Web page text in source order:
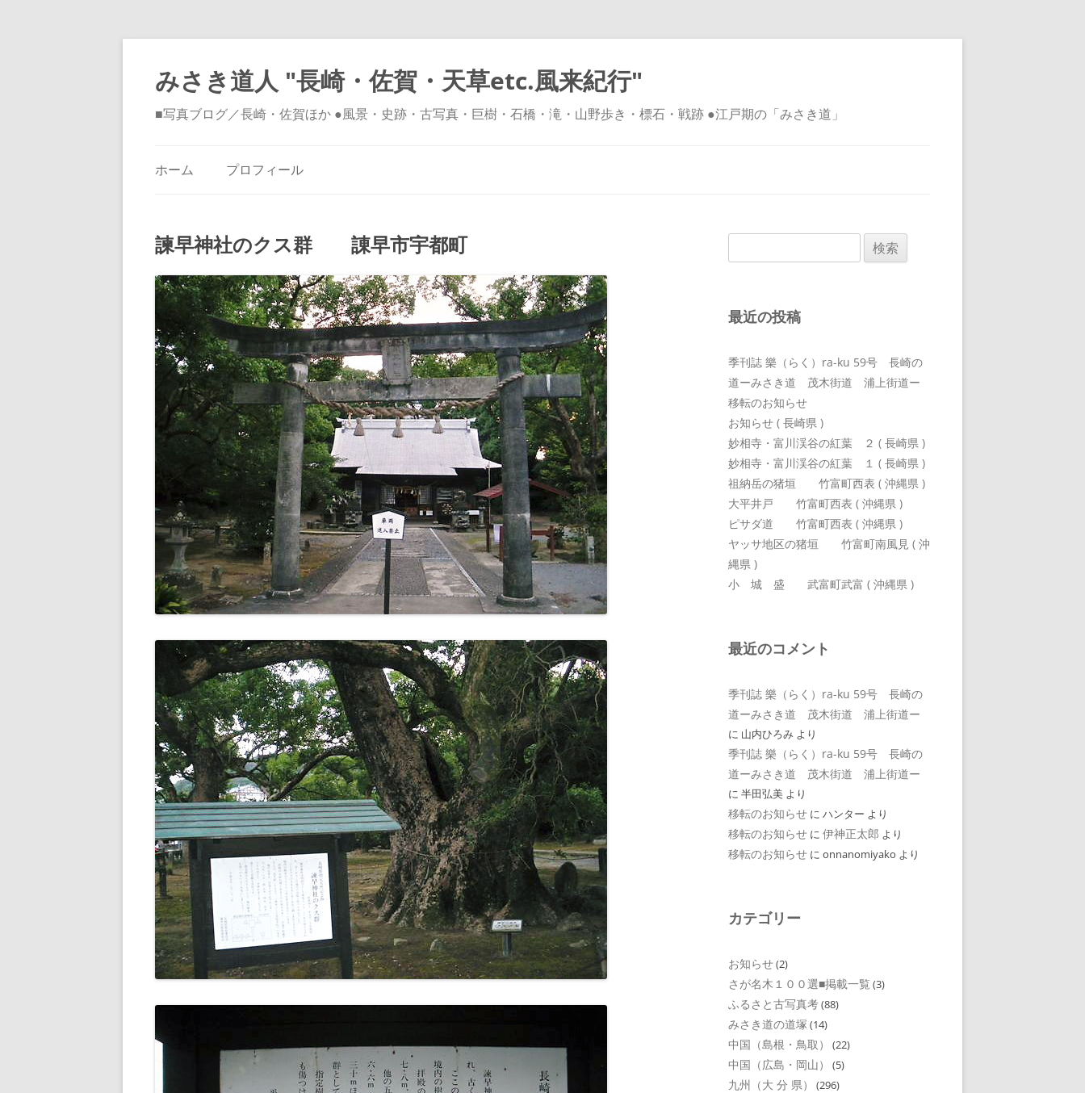
みさき道人 "長崎・佐賀・天草etc.風来紀行"
■写真ブログ／長崎・佐賀ほか ●風景・史跡・古写真・巨樹・石橋・滝・山野歩き・標石・戦跡 ●江戸期の「みさき道」
ホーム プロフィール
諫早神社のクス群 諌早市宇都町
索:
最近の投稿
季刊誌 樂（らく）ra-ku 59号 長崎の
道ーみさき道 茂木街道 浦上街道ー
移転のお知らせ
お知らせ ( 長崎県 )
妙相寺・富川渓谷の紅葉 ２ ( 長崎県 )
妙相寺・富川渓谷の紅葉 １ ( 長崎県 )
祖納岳の猪垣 竹富町西表 ( 沖縄県 )
大平井戸 竹富町西表 ( 沖縄県 )
ピサダ道 竹富町西表 ( 沖縄県 )
ヤッサ地区の猪垣 竹富町南風見 ( 沖
縄県 )
小 城 盛 武富町武富 ( 沖縄県 )
最近のコメント
季刊誌 樂（らく）ra-ku 59号 長崎の
道ーみさき道 茂木街道 浦上街道ー
に 山内ひろみ より
季刊誌 樂（らく）ra-ku 59号 長崎の
道ーみさき道 茂木街道 浦上街道ー
に 半田弘美 より
移転のお知らせ に ハンター より
移転のお知らせ に 伊神正太郎 より
移転のお知らせ に onnanomiyako より
カテゴリー
お知らせ(2)
さが名木１００選■掲載一覧 (3)
ふるさと古写真考(88)
みさき道の道塚 (14)
中国（島根・鳥取） (22)
中国（広島・岡山） (5)
九州（大 分 県） (296)